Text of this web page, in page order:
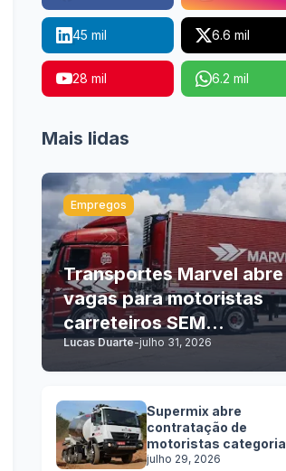
45 mil 6.6 mil
28 mil 6.2 mil
Mais lidas
Empregos
Transportes Marvel abre
vagas para motoristas
carreteiros SEM
EXPERIÊNCIA
Lucas Duarte-julho 31, 2026
Supermix abre
contratação de
motoristas categoria
C, D e E
julho 29, 2026